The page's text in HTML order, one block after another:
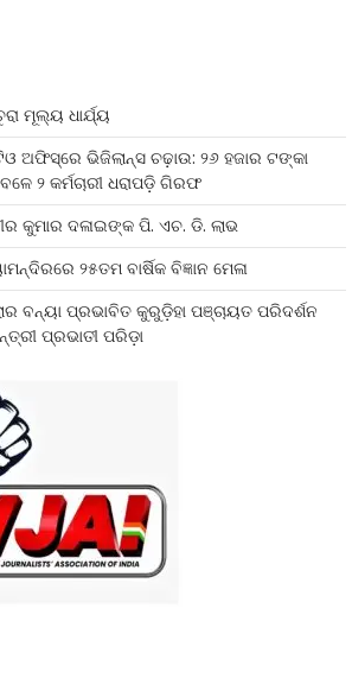
ମୂଲ୍ୟ ଧାର୍ଯ୍ୟ
ଅଫିସ୍‌ରେ ଭିଜିଲାନ୍ସ ଚଢ଼ାଉ: ୨୬ ହଜାର ଟଙ୍କା
୨ କର୍ମଚାରୀ ଧରାପଡ଼ି ଗିରଫ
କୁମାର ଦଳାଇଙ୍କ ପି. ଏଚ. ଡି. ଲାଭ
୨୫ତମ ବାର୍ଷିକ ବିଜ୍ଞାନ ମେଳା
ବନ୍ୟା ପ୍ରଭାବିତ କୁରୁଡ଼ିହା ପଞ୍ଚାୟତ ପରିଦର୍ଶନ
ପ୍ରଭାତୀ ପରିଡ଼ା